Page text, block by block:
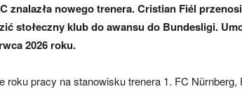
znalazła nowego trenera. Cristian Fiél
stołeczny klub do awansu do Bundesligi.
2026 roku.
roku pracy na stanowisku trenera 1. FC